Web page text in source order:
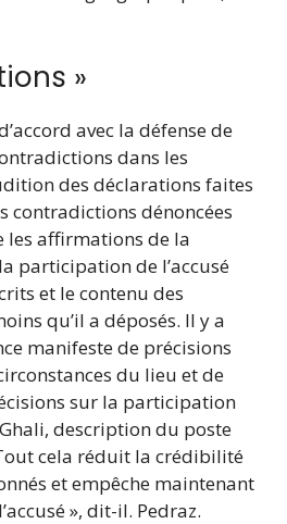
»
avec la défense de
dans les
des déclarations faites
contradictions dénoncées
les affirmations de la
participation de l’accusé
et le contenu des
qu’il a déposés. Il y a
manifeste de précisions
du lieu et de
sur la participation
description du poste
cela réduit la crédibilité
et empêche maintenant
», dit-il. Pedraz.